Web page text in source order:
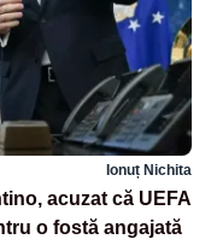
Ionuț Nichita
acuzat că UEFA
o fostă angajată